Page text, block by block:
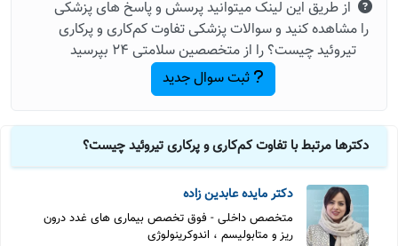
از طریق این لینک میتوانید پرسش و پاسخ های پزشکی
را مشاهده کنید و سوالات پزشکی تفاوت کم‌کاری و پرکاری
تیروئید چیست؟ را از متخصصین سلامتی 24 بپرسید
ثبت سوال جدید
دکترها مرتبط با تفاوت کم‌کاری و پرکاری تیروئید چیست؟
دکتر مایده عابدین زاده
متخصص داخلی - فوق تخصص بیماری های غدد درون
ریز و متابولیسم ، اندوکرینولوژی